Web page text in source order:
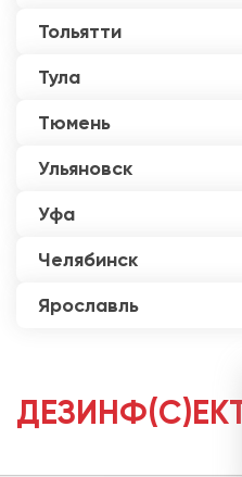
Тольятти
Тула
Тюмень
Ульяновск
Уфа
Челябинск
Ярославль